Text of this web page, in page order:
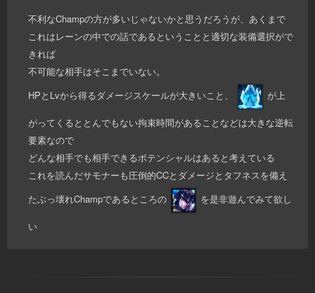
不利なChampの方が多いじゃないかと思うだろうが、あくまで
これはレーンの中での話であるということと適切な装備選択がで
きれば
不可能な相手はそこまでいない。
HPとLvから得るダメージスケールが大きいこと、
が上
がってくるととんでもない拘束時間があることなどは大きな逆転
要素なので
どんな相手でも相手できるポテンシャルはあると考えている
これを読んだサモナーも圧倒的CCとダメージとタフネスを備え
たぶっ壊れChampであるところの
を是非遊んでみて欲し
い